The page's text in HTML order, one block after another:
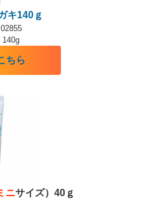
キ140ｇ
140g
ちら
ニサイズ）40ｇ